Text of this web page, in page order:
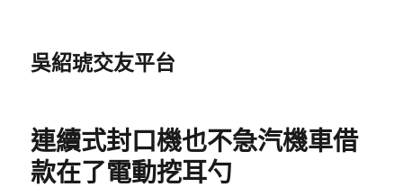
吳紹琥交友平台
連續式封口機也不急汽機車借
款在了電動挖耳勺